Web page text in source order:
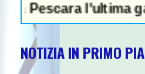
l'ultima gara di
NOTIZIA IN PRIMO